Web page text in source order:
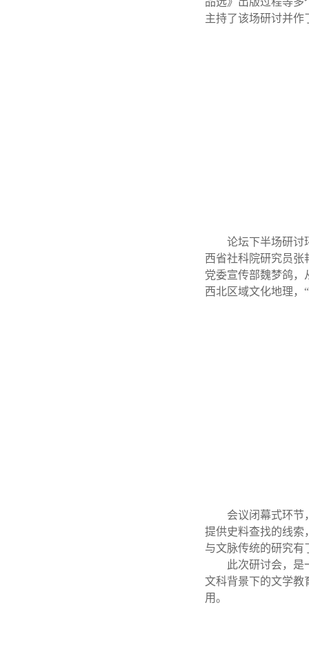
主持了该场研讨并作
论坛下半场研讨
西省社科院研究员张
党委宣传部魏梦鸽，
西北区域文化地理，
会议闭幕式环节
提供史料查找的线索
与文脉传统的研究有
此次研讨会，是
文科背景下的文学教
用。